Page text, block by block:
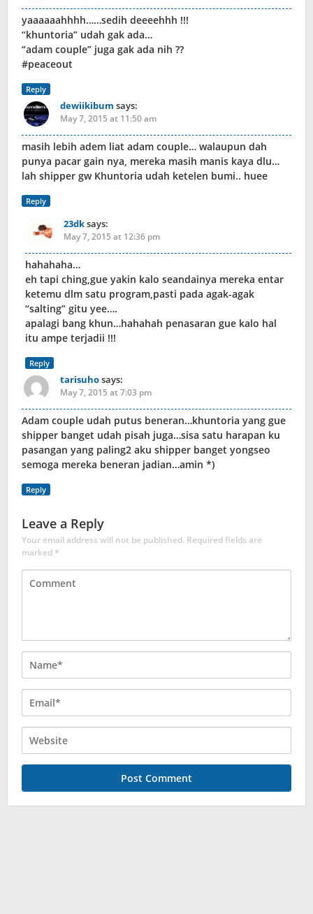
yaaaaaahhhh……sedih deeeehhh !!!
“khuntoria” udah gak ada…
“adam couple” juga gak ada nih ??
#peaceout
Reply
dewiikibum says:
May 7, 2015 at 11:50 am
masih lebih adem liat adam couple… walaupun dah
punya pacar gain nya, mereka masih manis kaya dlu…
lah shipper gw Khuntoria udah ketelen bumi.. huee
Reply
23dksays:
May 7, 2015 at 12:36 pm
hahahaha…
eh tapi ching,gue yakin kalo seandainya mereka entar
ketemu dlm satu program,pasti pada agak-agak
“salting” gitu yee….
apalagi bang khun…hahahah penasaran gue kalo hal
itu ampe terjadii !!!
Reply
tarisuhosays:
May 7, 2015 at 7:03 pm
Adam couple udah putus beneran…khuntoria yang gue
shipper banget udah pisah juga…sisa satu harapan ku
pasangan yang paling2 aku shipper banget yongseo
semoga mereka beneran jadian…amin *)
Reply
Leave a Reply
Your email address will not be published. Required fields are
marked*